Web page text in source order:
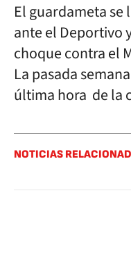
El guardameta se
ante el Deportivo
choque contra el
La pasada
última hora de la
NOTICIAS